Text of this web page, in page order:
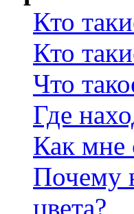
Кто
Кто
Что
Где
Как мне
Почему
цвета?